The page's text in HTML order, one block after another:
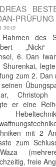
PRÜFUNG
des
„Nicki“
6. Dan
Shurenkai,
zum 2. Dan
Christoph
er eine
mit 2
zum
Waza
freie